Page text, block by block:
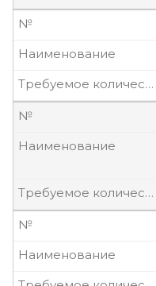
№
Наименование
Требуемое количество, шт.
№
Наименование
Требуемое количество, шт.
№
Наименование